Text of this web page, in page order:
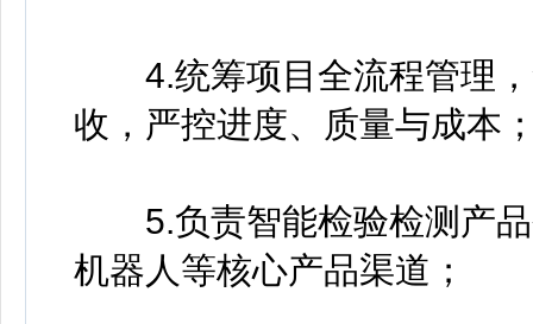
4.统筹项目全流程管理，
收，严控进度、质量与成本
5.负责智能检验检测产品
机器人等核心产品渠道；